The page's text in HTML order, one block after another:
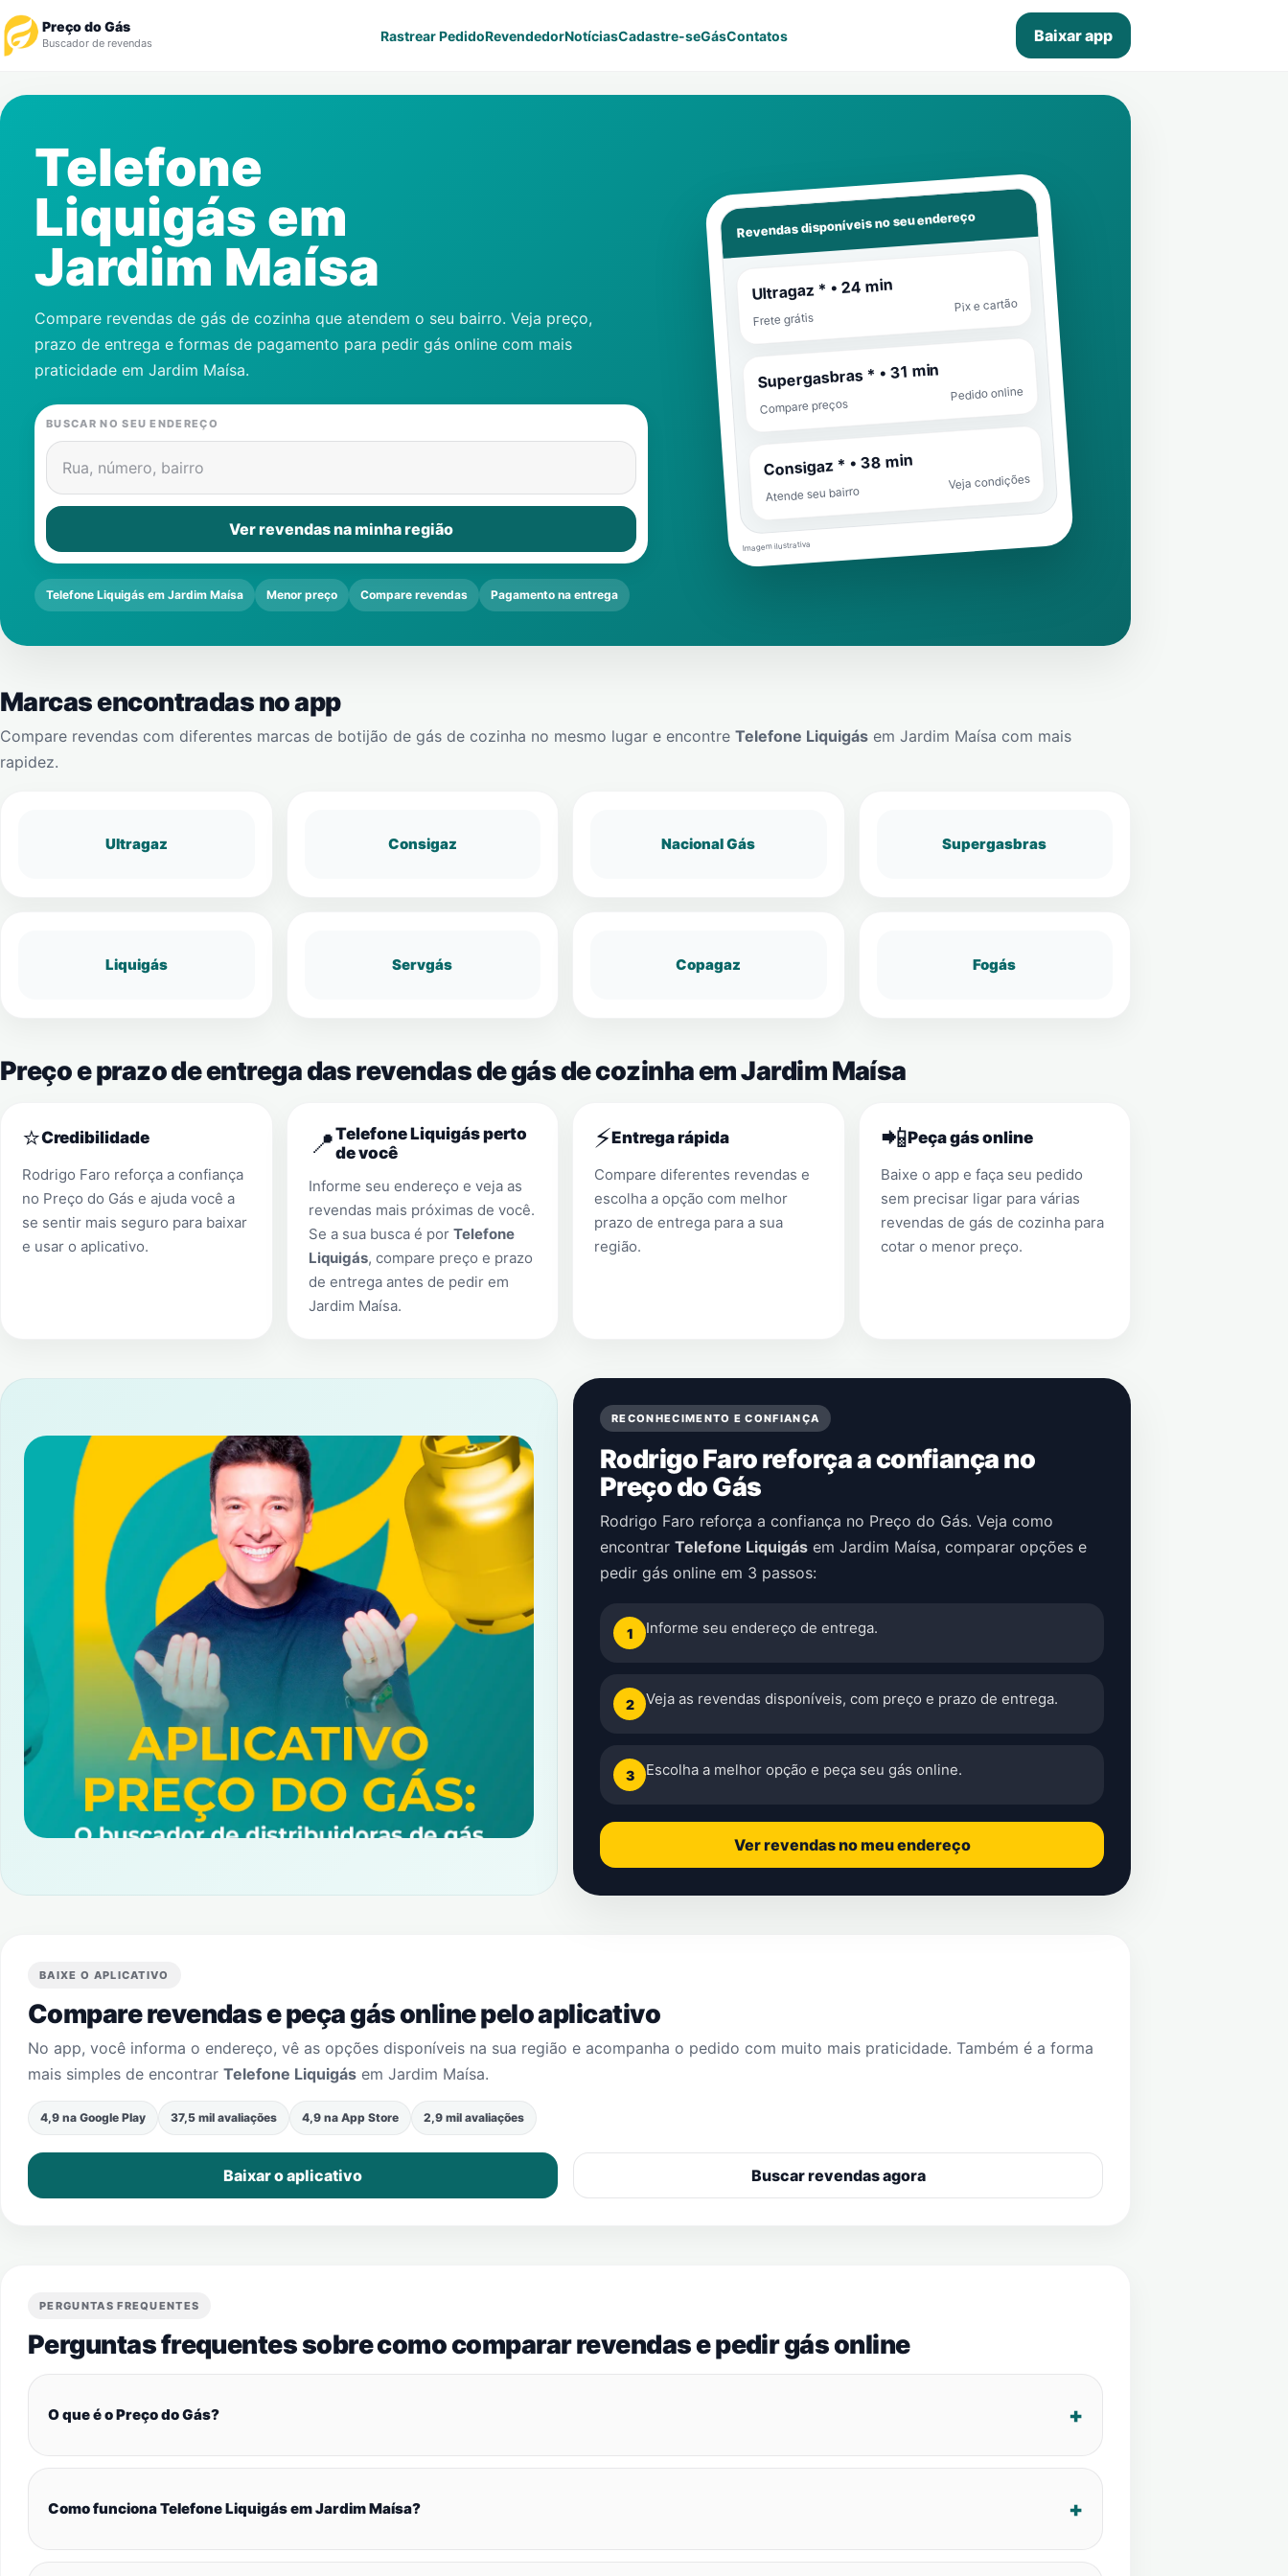
Preço do Gás
Buscador de revendas Rastrear PedidoRevendedorNotíciasCadastre-seGásContatos Baixar app
Revendedor
Notícias
Cadastre-se
Contatos
Telefone
Liquigás em
Jardim Maísa
Compare revendas de gás de cozinha que atendem o seu bairro. Veja preço,
prazo de entrega e formas de pagamento para pedir gás online com mais
praticidade em Jardim Maísa.
BUSCAR NO SEU ENDEREÇO
Rua, número, bairro
Ver revendas na minha região
Telefone Liquigás em Jardim Maísa Menor preço Compare revendas Pagamento na entrega
Revendas disponíveis no seu endereço
Ultragaz * • 24 min
Frete grátis
Pix e cartão
Supergasbras * • 31 min
Compare preços
Pedido online
Consigaz * • 38 min
Atende seu bairro
Veja condições
Imagem ilustrativa
Marcas encontradas no app
Compare revendas com diferentes marcas de botijão de gás de cozinha no mesmo lugar e encontre Telefone Liquigás em Jardim Maísa com mais
rapidez.
Ultragaz Consigaz Nacional Gás Supergasbras
Liquigás Servgás Copagaz Fogás
Preço e prazo de entrega das revendas de gás de cozinha em Jardim Maísa
⭐Credibilidade
Rodrigo Faro reforça a confiança
no Preço do Gás e ajuda você a
se sentir mais seguro para baixar
e usar o aplicativo.
📍Telefone Liquigás perto
de você
Informe seu endereço e veja as
revendas mais próximas de você.
Se a sua busca é por Telefone
Liquigás, compare preço e prazo
de entrega antes de pedir em
Jardim Maísa.
⚡Entrega rápida
Compare diferentes revendas e
escolha a opção com melhor
prazo de entrega para a sua
região.
📲Peça gás online
Baixe o app e faça seu pedido
sem precisar ligar para várias
revendas de gás de cozinha para
cotar o menor preço.
RECONHECIMENTO E CONFIANÇA
Rodrigo Faro reforça a confiança no
Preço do Gás
Rodrigo Faro reforça a confiança no Preço do Gás. Veja como
encontrar Telefone Liquigás em Jardim Maísa, comparar opções e
pedir gás online em 3 passos:
1 Informe seu endereço de entrega.
2 Veja as revendas disponíveis, com preço e prazo de entrega.
3 Escolha a melhor opção e peça seu gás online.
Ver revendas no meu endereço
BAIXE O APLICATIVO
Compare revendas e peça gás online pelo aplicativo
No app, você informa o endereço, vê as opções disponíveis na sua região e acompanha o pedido com muito mais praticidade. Também é a forma
mais simples de encontrar Telefone Liquigás em Jardim Maísa.
4,9 na Google Play 37,5 mil avaliações 4,9 na App Store 2,9 mil avaliações
Baixar o aplicativo Buscar revendas agora
PERGUNTAS FREQUENTES
Perguntas frequentes sobre como comparar revendas e pedir gás online
O que é o Preço do Gás?
Como funciona Telefone Liquigás em Jardim Maísa?